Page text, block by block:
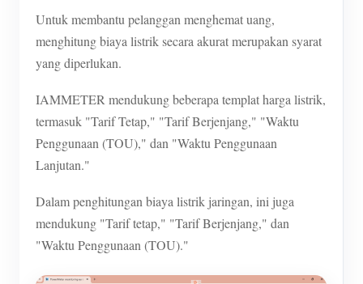
Untuk membantu pelanggan menghemat uang,
menghitung biaya listrik secara akurat merupakan syarat
yang diperlukan.
IAMMETER mendukung beberapa templat harga listrik,
termasuk "Tarif Tetap," "Tarif Berjenjang," "Waktu
Penggunaan (TOU)," dan "Waktu Penggunaan
Lanjutan."
Dalam penghitungan biaya listrik jaringan, ini juga
mendukung "Tarif tetap," "Tarif Berjenjang," dan
"Waktu Penggunaan (TOU)."